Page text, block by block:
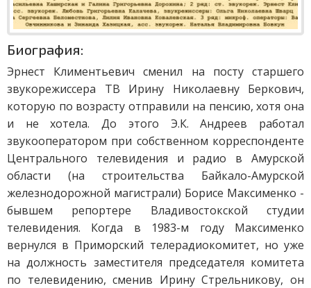
Биография:
Эрнест Климентьевич сменил на посту старшего
звукорежиссера ТВ Ирину Николаевну Беркович,
которую по возрасту отправили на пенсию, хотя она
и не хотела. До этого Э.К. Андреев работал
звукооператором при собственном корреспонденте
Центрального телевидения и радио в Амурской
области (на строительства Байкало-Амурской
железнодорожной магистрали) Борисе Максименко -
бывшем репортере Владивостокской студии
телевидения. Когда в 1983-м году Максименко
вернулся в Приморский телерадиокомитет, но уже
на должность заместителя председателя комитета
по телевидению, сменив Ирину Стрельникову, он